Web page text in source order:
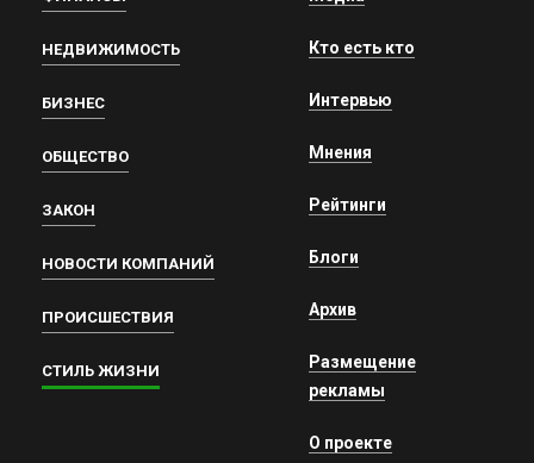
НЕДВИЖИМОСТЬ
БИЗНЕС
ОБЩЕСТВО
ЗАКОН
НОВОСТИ КОМПАНИЙ
ПРОИСШЕСТВИЯ
СТИЛЬ ЖИЗНИ
Кто есть кто
Интервью
Мнения
Рейтинги
Блоги
Архив
Размещение
рекламы
О проекте